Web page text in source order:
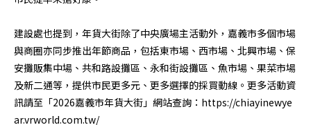
建設處也提到，年貨大街除了中央廣場主活動外，嘉義市多個市場
與商圈亦同步推出年節商品，包括東市場、西市場、北興市場、保
安攤販集中場、共和路設攤區、永和街設攤區、魚市場、果菜市場
及新二通等，提供市民更多元、更多選擇的採買動線。更多活動資
訊請至「2026嘉義市年貨大街」網站查詢：https://chiayinewye
ar.vrworld.com.tw/